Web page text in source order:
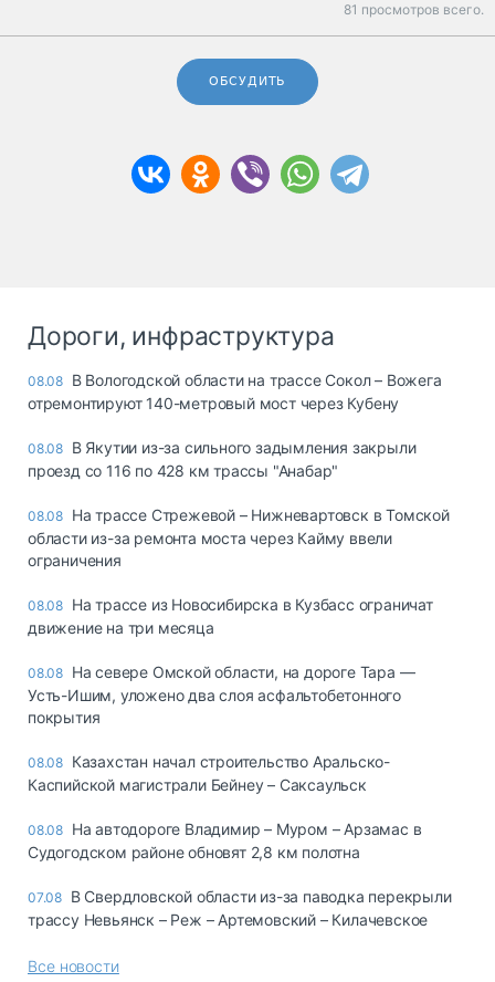
81 просмотров всего.
ОБСУДИТЬ
Дороги, инфраструктура
08.08 В Вологодской области на трассе Сокол – Вожега
отремонтируют 140-метровый мост через Кубену
08.08 В Якутии из-за сильного задымления закрыли
проезд со 116 по 428 км трассы "Анабар"
08.08 На трассе Стрежевой – Нижневартовск в Томской
области из-за ремонта моста через Кайму ввели
ограничения
08.08 На трассе из Новосибирска в Кузбасс ограничат
движение на три месяца
08.08 На севере Омской области, на дороге Тара —
Усть-Ишим, уложено два слоя асфальтобетонного
покрытия
08.08 Казахстан начал строительство Аральско-
Каспийской магистрали Бейнеу – Саксаульск
08.08 На автодороге Владимир – Муром – Арзамас в
Судогодском районе обновят 2,8 км полотна
07.08 В Свердловской области из-за паводка перекрыли
трассу Невьянск – Реж – Артемовский – Килачевское
Все новости